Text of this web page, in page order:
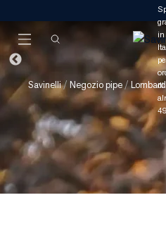
Savinelli/ Negozio pipe/